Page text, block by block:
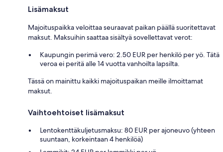
Lisämaksut
Majoituspaikka veloittaa seuraavat paikan päällä suoritettavat
maksut. Maksuihin saattaa sisältyä sovellettavat verot:
Kaupungin perimä vero: 2.50 EUR per henkilö per yö. Tätä
veroa ei peritä alle 14 vuotta vanhoilta lapsilta.
Tässä on mainittu kaikki majoituspaikan meille ilmoittamat
maksut.
Vaihtoehtoiset lisämaksut
Lentokenttäkuljetusmaksu: 80 EUR per ajoneuvo (yhteen
suuntaan, korkeintaan 4 henkilöä)